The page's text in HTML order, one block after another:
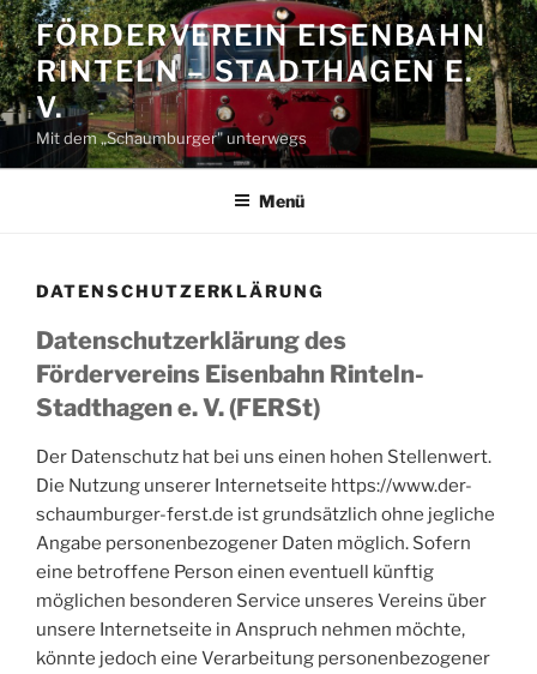
Zum
Inhalt
springen
FÖRDERVEREIN EISENBAHN
RINTELN – STADTHAGEN E.
V.
Mit dem „Schaumburger" unterwegs
Menü
DATENSCHUTZERKLÄRUNG
Datenschutzerklärung des
Fördervereins Eisenbahn Rinteln-
Stadthagen e. V. (FERSt)
Der Datenschutz hat bei uns einen hohen Stellenwert.
Die Nutzung unserer Internetseite https://www.der-
schaumburger-ferst.de ist grundsätzlich ohne jegliche
Angabe personenbezogener Daten möglich. Sofern
eine betroffene Person einen eventuell künftig
möglichen besonderen Service unseres Vereins über
unsere Internetseite in Anspruch nehmen möchte,
könnte jedoch eine Verarbeitung personenbezogener